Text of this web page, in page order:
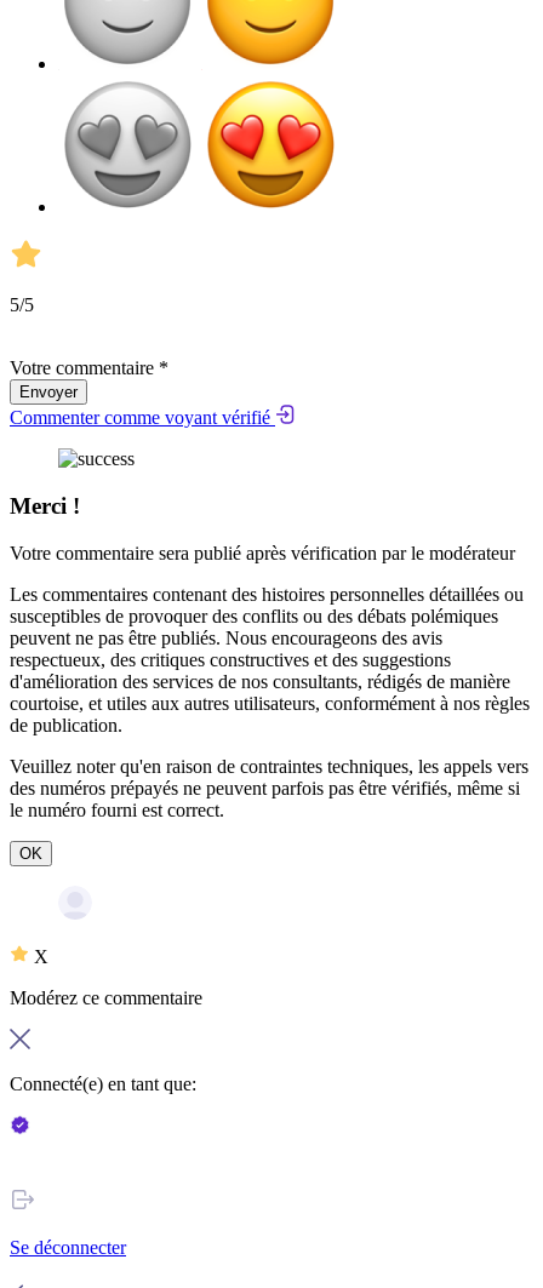
5/5
Votre commentaire *
Envoyer
Commenter comme voyant vérifié
Merci !
Votre commentaire sera publié après vérification par le modérateur
Les commentaires contenant des histoires personnelles détaillées ou
susceptibles de provoquer des conflits ou des débats polémiques
peuvent ne pas être publiés. Nous encourageons des avis
respectueux, des critiques constructives et des suggestions
d'amélioration des services de nos consultants, rédigés de manière
courtoise, et utiles aux autres utilisateurs, conformément à nos règles
de publication.
Veuillez noter qu'en raison de contraintes techniques, les appels vers
des numéros prépayés ne peuvent parfois pas être vérifiés, même si
le numéro fourni est correct.
OK
X
Modérez ce commentaire
Connecté(e) en tant que:
Se déconnecter